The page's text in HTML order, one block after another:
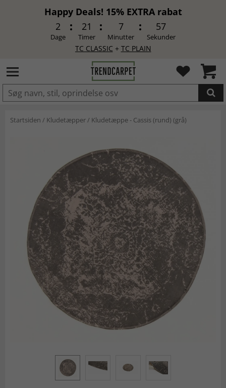
Happy Deals! 15% EXTRA rabat
2
Dage
21
Timer
7
Minutter
57
Sekunder
TC CLASSIC + TC PLAIN
LAGT I INDKØBSKURVEN.
Startsiden / Kludetæpper/ Kludetæppe - Cassis (rund) (grå)